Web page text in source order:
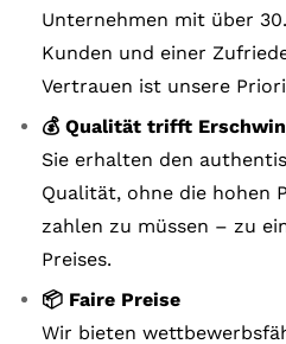
Unternehmen mit über
Kunden und einer
Vertrauen ist unsere
💰 Qualität trifft
Sie erhalten den
Qualität, ohne die hohen
zahlen zu müssen – zu
Preises.
📦 Faire Preise
Wir bieten